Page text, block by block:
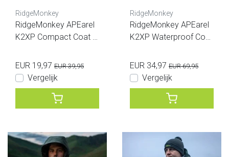
RidgeMonkey
RidgeMonkey APEarel
K2XP Compact Coat Bl
EUR 19,97 EUR 39,95
Vergelijk
RidgeMonkey
RidgeMonkey APEarel
K2XP Waterproof Coat
EUR 34,97 EUR 69,95
Vergelijk